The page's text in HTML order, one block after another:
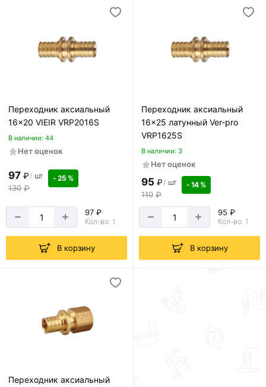
Переходник аксиальный
16x20 VIEIR VRP2016S
В наличии: 44
Нет оценок
97 ₽/ шт
130 ₽
- 25 %
97 ₽
Кол-во: 1
В корзину
Переходник аксиальный
16×25 латунный Ver-pro
VRP1625S
В наличии: 3
Нет оценок
95 ₽/ шт
110 ₽
- 14 %
95 ₽
Кол-во: 1
В корзину
Переходник аксиальный